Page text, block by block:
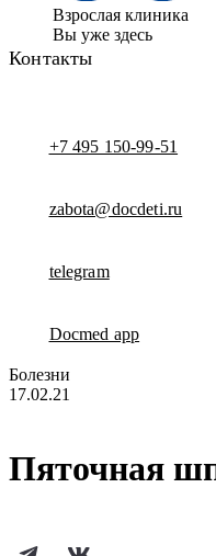
Взрослая клиника
Вы уже здесь
Контакты
+7 495 150-99-51
zabota@docdeti.ru
telegram
Docmed app
Болезни
17.02.21
Пяточная